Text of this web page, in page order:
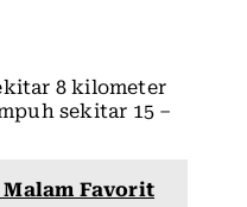
8 kilometer
sekitar 15 –
Favorit